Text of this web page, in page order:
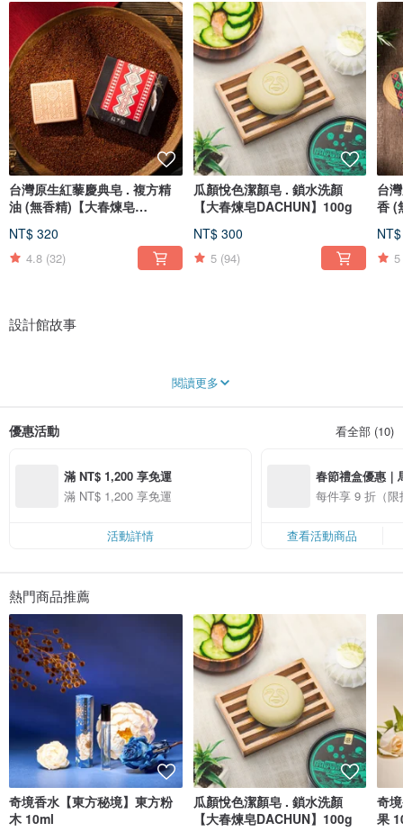
台灣原生紅藜慶典皂 . 複方精
油 (無香精)【大春煉皂
NT$ 320
4.8 (32)
瓜顏悅色潔顏皂 . 鎖水洗顏
【大春煉皂DACHUN】100g
NT$ 300
5 (94)
台
香 (
5
設計館故事
對大地謙卑、對生命尊重，精煉出一塊又一塊的皂
1923年於大稻埕創立「台灣石鹼合資會社」，當時正值日人將清潔觀念引入台
本職人製作肥皂的工藝，並以「與土地共存」之原則經營。也是大稻埕在地人，
揮之不去的時代香氣與記憶。
皂事業經營至全盛時期，為最具傳產實力與歷史內涵的皂廠， 為後代建立了根深
的研發及製造基礎。
大春煉皂至今已傳承至第三代，歷經百年，始終秉持這個原則，並將這份祝福的
心意傳送給更多人。大春煉皂代表意志與精神的傳承， 「煉」即用心琢磨每塊肥
皂，最簡單也最純粹。
Instagram @dachuns1923
閱讀更多
優惠活動 看全部 (10)
滿 NT$ 1,200 享免運
滿 NT$ 1,200 享免運
活動詳情
春節禮盒優惠｜
每件享 9 折（
查看活動商品
熱門商品推薦
奇境香水【東方秘境】東方粉
木 10ml
瓜顏悅色潔顏皂 . 鎖水洗顏
【大春煉皂DACHUN】100g
奇
果